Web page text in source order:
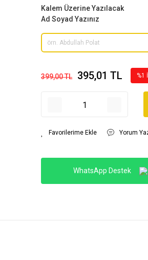
Kalem Üzerine Yazılacak
Ad Soyad Yazınız
399,00 TL 395,01 TL %1
Yorum
WhatsApp Destek